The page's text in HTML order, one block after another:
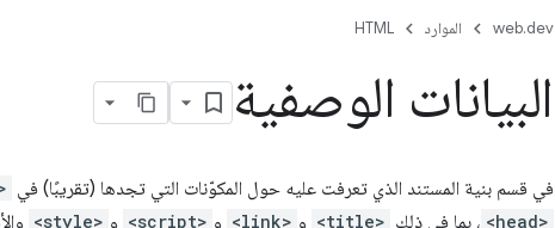
web.dev الموارد HTML
البيانات الوصفية
في قسم بنية المستند الذي تعرفت عليه حول المكوّنات التي تجدها (تقريبًا) في
<head> ، بما في ذلك <title> و <link> و <script> و <style>